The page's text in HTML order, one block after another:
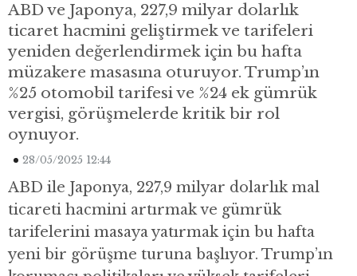
ABD ve Japonya, 227,9 milyar dolarlık
ticaret hacmini geliştirmek ve tarifeleri
yeniden değerlendirmek için bu hafta
müzakere masasına oturuyor. Trump’ın
%25 otomobil tarifesi ve %24 ek gümrük
vergisi, görüşmelerde kritik bir rol
oynuyor.
28/05/2025 12:44
ABD ile Japonya, 227,9 milyar dolarlık mal
ticareti hacmini artırmak ve gümrük
tarifelerini masaya yatırmak için bu hafta
yeni bir görüşme turuna başlıyor. Trump’ın